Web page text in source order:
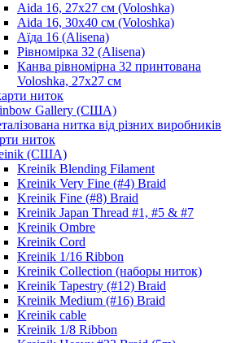
Aida 16, 27х27 см (Voloshka)
Aida 16, 30х40 см (Voloshka)
Аїда 16 (Alisena)
Рівномірка 32 (Alisena)
Канва рівномірна 32 принтована
Voloshka, 27х27 см
ниток
Gallery (США)
нитка від різних виробників
ниток
(США)
Kreinik Blending Filament
Kreinik Very Fine (#4) Braid
Kreinik Fine (#8) Braid
Kreinik Japan Thread #1, #5 & #7
Kreinik Ombre
Kreinik Cord
Kreinik 1/16 Ribbon
Kreinik Collection (наборы ниток)
Kreinik Tapestry (#12) Braid
Kreinik Medium (#16) Braid
Kreinik cable
Kreinik 1/8 Ribbon